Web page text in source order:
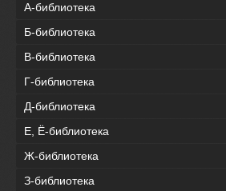
А-библиотека
Б-библиотека
В-библиотека
Г-библиотека
Д-библиотека
Е, Ё-библиотека
Ж-библиотека
З-библиотека